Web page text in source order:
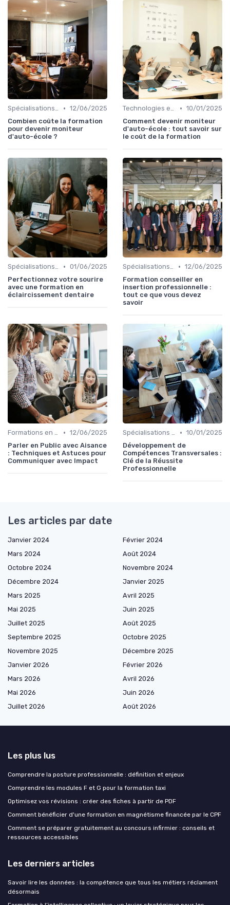
Spécialisations sectorielles • 12/06/2025
Combien coûte la formation
pour devenir moniteur
d'auto-école ?
Technologies et informatique • 10/01/2025
Comment devenir moniteur
d'auto-école : tout savoir sur
le coût de la formation
Spécialisations sectorielles • 01/06/2025
Perfectionnez votre sourire
avec une formation en
éclaircissement dentaire
Spécialisations sectorielles • 12/06/2025
Formation conseiller en
insertion professionnelle :
tout ce que vous devez
savoir
Formations en communication • 12/06/2025
Parler en Public avec Aisance
: Techniques et Astuces pour
Communiquer avec Impact
Spécialisations sectorielles • 10/01/2025
Développement de
Compétences Transversales :
Clé de la Réussite
Professionnelle
Les articles par date
Janvier 2024
Février 2024
Mars 2024
Août 2024
Octobre 2024
Novembre 2024
Décembre 2024
Janvier 2025
Mars 2025
Avril 2025
Mai 2025
Juin 2025
Juillet 2025
Août 2025
Septembre 2025
Octobre 2025
Novembre 2025
Décembre 2025
Janvier 2026
Février 2026
Mars 2026
Avril 2026
Mai 2026
Juin 2026
Juillet 2026
Août 2026
Les plus lus
Comprendre la posture professionnelle : définition et enjeux
Comprendre les modules F et G pour la formation taxi
Optimisez vos révisions : créer des fiches à partir de PDF
Comment bénéficier d'une formation en magnétisme financée par le CPF
Comment se préparer gratuitement au concours infirmier : conseils et
ressources accessibles
Les derniers articles
Savoir lire les données : la compétence que tous les métiers réclament
désormais